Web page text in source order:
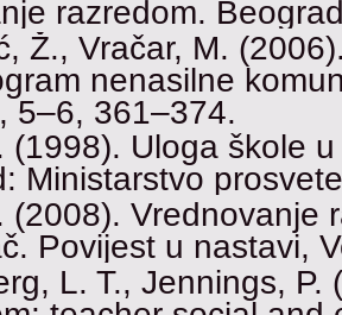
razredom.
Ž., Vračar, M.
nenasilne
5–6, 361–374.
Uloga škole
Ministarstvo
(2008). Vrednovanje
Povijest u nastavi,
L. T., Jennings, P.